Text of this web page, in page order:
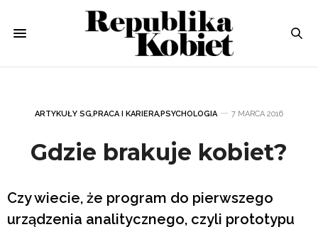
ARTYKUŁY SG,PRACA I KARIERA,PSYCHOLOGIA 7 MARCA 2016
Gdzie brakuje kobiet?
Czy wiecie, że program do pierwszego
urządzenia analitycznego, czyli prototypu